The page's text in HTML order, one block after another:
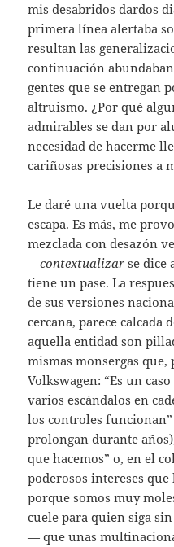
mis desabridos dardos
primera línea alertaba
resultan las
continuación
gentes que se entregan
altruismo. ¿Por qué
admirables se dan por
necesidad de hacerme
cariñosas precisiones a
Le daré una vuelta
escapa. Es más, me
mezclada con desazón
—contextualizar se dice
tiene un pase. La
de sus versiones
cercana, parece calcada
aquella entidad son
mismas monsergas que,
Volkswagen: “Es un
varios escándalos en
los controles
prolongan durante
que hacemos” o, en el
poderosos intereses
porque somos muy
cuele para quien siga
— que unas